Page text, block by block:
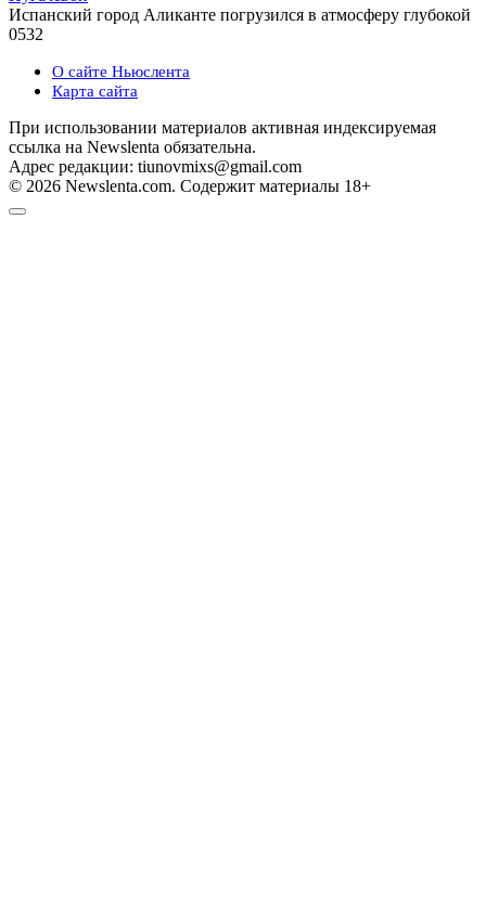
Испанский город Аликанте погрузился в атмосферу глубокой
0532
О сайте Ньюслента
Карта сайта
При использовании материалов активная индексируемая
ссылка на Newslenta обязательна.
Адрес редакции: tiunovmixs@gmail.com
© 2026 Newslenta.com. Содержит материалы 18+